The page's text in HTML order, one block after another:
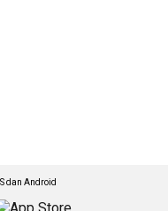
dan Android